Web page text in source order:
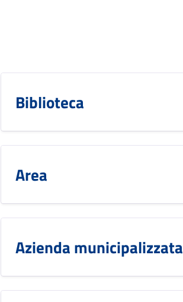
Biblioteca
Area
Azienda municipalizzata